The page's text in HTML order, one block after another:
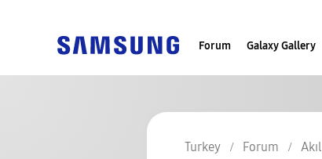
Forum Galaxy Gallery
Turkey Forum